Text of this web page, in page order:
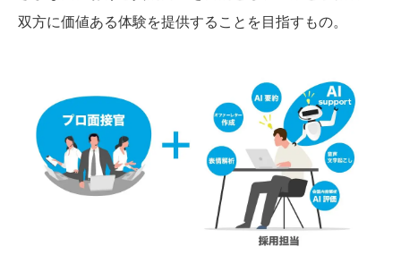
双方に価値ある体験を提供することを目指すもの。